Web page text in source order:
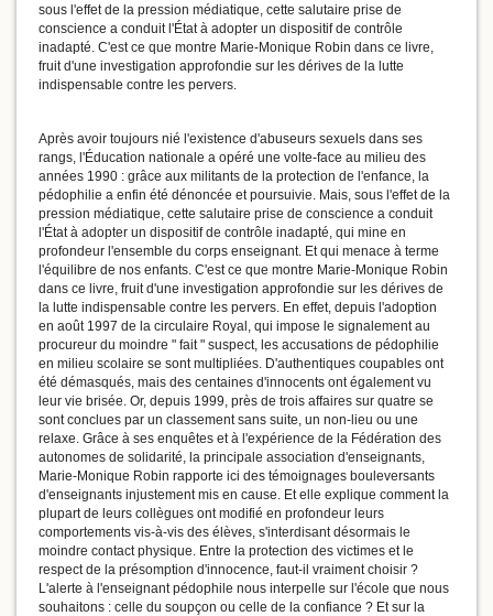
sous l'effet de la pression médiatique, cette salutaire prise de
conscience a conduit l'État à adopter un dispositif de contrôle
inadapté. C'est ce que montre Marie-Monique Robin dans ce livre,
fruit d'une investigation approfondie sur les dérives de la lutte
indispensable contre les pervers.
Après avoir toujours nié l'existence d'abuseurs sexuels dans ses
rangs, l'Éducation nationale a opéré une volte-face au milieu des
années 1990 : grâce aux militants de la protection de l'enfance, la
pédophilie a enfin été dénoncée et poursuivie. Mais, sous l'effet de la
pression médiatique, cette salutaire prise de conscience a conduit
l'État à adopter un dispositif de contrôle inadapté, qui mine en
profondeur l'ensemble du corps enseignant. Et qui menace à terme
l'équilibre de nos enfants. C'est ce que montre Marie-Monique Robin
dans ce livre, fruit d'une investigation approfondie sur les dérives de
la lutte indispensable contre les pervers. En effet, depuis l'adoption
en août 1997 de la circulaire Royal, qui impose le signalement au
procureur du moindre " fait " suspect, les accusations de pédophilie
en milieu scolaire se sont multipliées. D'authentiques coupables ont
été démasqués, mais des centaines d'innocents ont également vu
leur vie brisée. Or, depuis 1999, près de trois affaires sur quatre se
sont conclues par un classement sans suite, un non-lieu ou une
relaxe. Grâce à ses enquêtes et à l'expérience de la Fédération des
autonomes de solidarité, la principale association d'enseignants,
Marie-Monique Robin rapporte ici des témoignages bouleversants
d'enseignants injustement mis en cause. Et elle explique comment la
plupart de leurs collègues ont modifié en profondeur leurs
comportements vis-à-vis des élèves, s'interdisant désormais le
moindre contact physique. Entre la protection des victimes et le
respect de la présomption d'innocence, faut-il vraiment choisir ?
L'alerte à l'enseignant pédophile nous interpelle sur l'école que nous
souhaitons : celle du soupçon ou celle de la confiance ? Et sur la